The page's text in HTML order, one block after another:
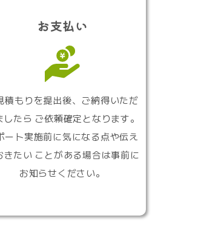
お支払い
積もりを提出後、ご納得いただ
したら ご依頼確定となります。
ート実施前に気になる点や伝え
きたい ことがある場合は事前に
お知らせください。